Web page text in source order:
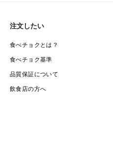
注文したい
食べチョクとは？
食べチョク基準
品質保証について
飲食店の方へ